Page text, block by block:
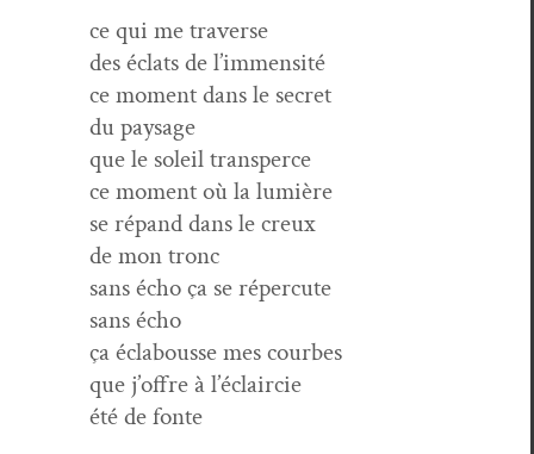
ce qui me traverse
des éclats de l’immensité
ce moment dans le secret
du paysage
que le soleil transperce
ce moment où la lumière
se répand dans le creux
de mon tronc
sans écho ça se répercute
sans écho
ça éclabousse mes courbes
que j’offre à l’éclaircie
été de fonte